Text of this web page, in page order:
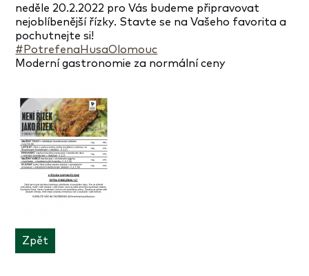
neděle 20.2.2022 pro Vás budeme připravovat
nejoblíbenější řízky. Stavte se na Vašeho favorita a
pochutnejte si!
#PotrefenaHusaOlomouc
Moderní gastronomie za normální ceny
Zpět